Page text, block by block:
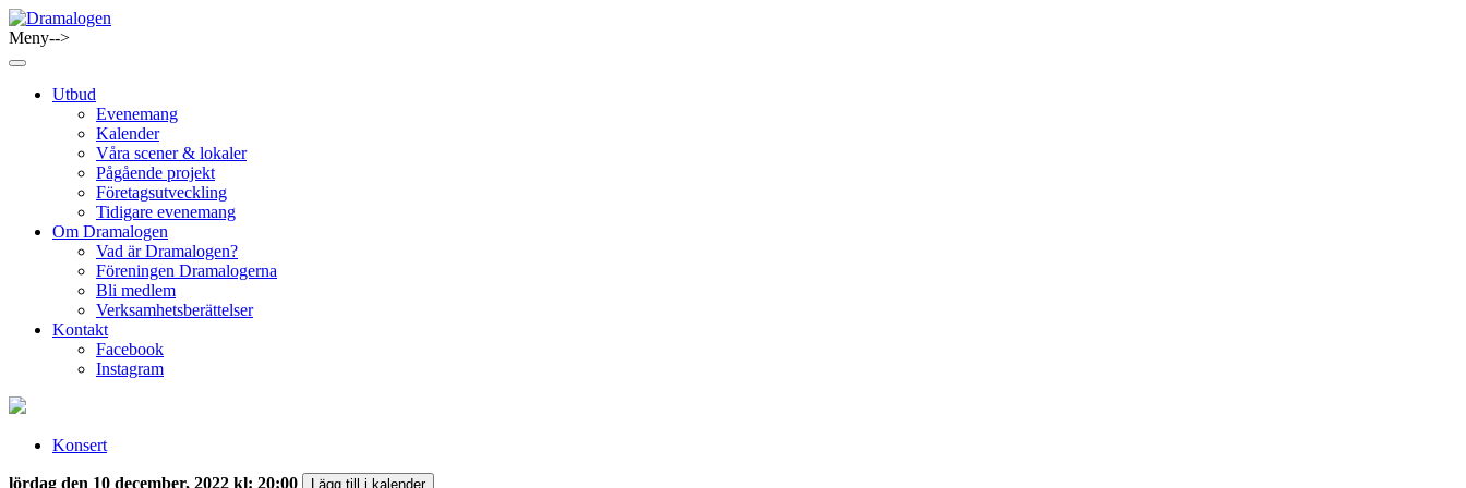
Skip
to
content
Meny-->
Utbud
Evenemang
Kalender
Våra scener & lokaler
Pågående projekt
Företagsutveckling
Tidigare evenemang
Om Dramalogen
Vad är Dramalogen?
Föreningen Dramalogerna
Bli medlem
Verksamhetsberättelser
Kontakt
Facebook
Instagram
Konsert
lördag den 10 december, 2022 kl: 20:00 Lägg till i kalender